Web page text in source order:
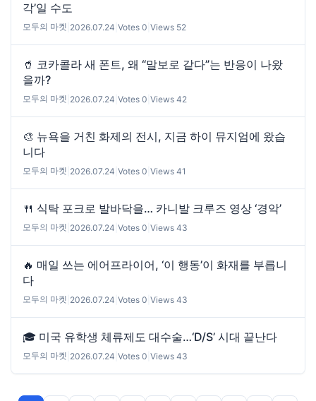
각’일 수도
모두의 마켓 2026.07.24 Votes 0 Views 52
🥤 코카콜라 새 폰트, 왜 “말보로 같다”는 반응이 나왔
을까?
모두의 마켓 2026.07.24 Votes 0 Views 42
🎨 뉴욕을 거친 화제의 전시, 지금 하이 뮤지엄에 왔습
니다
모두의 마켓 2026.07.24 Votes 0 Views 41
🍴 식탁 포크로 발바닥을… 카니발 크루즈 영상 ‘경악’
모두의 마켓 2026.07.24 Votes 0 Views 43
🔥 매일 쓰는 에어프라이어, ‘이 행동’이 화재를 부릅니
다
모두의 마켓 2026.07.24 Votes 0 Views 43
🎓 미국 유학생 체류제도 대수술…‘D/S’ 시대 끝난다
모두의 마켓 2026.07.24 Votes 0 Views 43